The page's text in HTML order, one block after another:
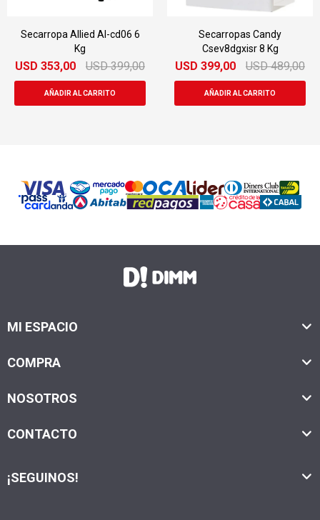
Secarropa Allied Al-cd06 6
Kg
USD 353,00 USD 399,00
Secarropas Candy
Csev8dgxisr 8 Kg
USD 399,00 USD 489,00
MI ESPACIO
COMPRA
NOSOTROS
CONTACTO
¡SEGUINOS!